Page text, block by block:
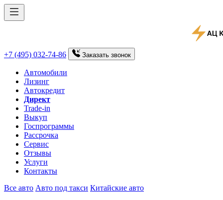
+7 (495) 032-74-86 Заказать звонок
Автомобили
Лизинг
Автокредит
Директ
Trade-in
Выкуп
Госпрограммы
Рассрочка
Сервис
Отзывы
Услуги
Контакты
Все авто Авто под такси Китайские авто